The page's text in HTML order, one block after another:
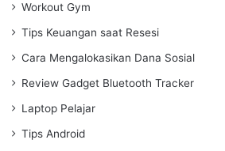
Workout Gym
Tips Keuangan saat Resesi
Cara Mengalokasikan Dana Sosial
Review Gadget Bluetooth Tracker
Laptop Pelajar
Tips Android